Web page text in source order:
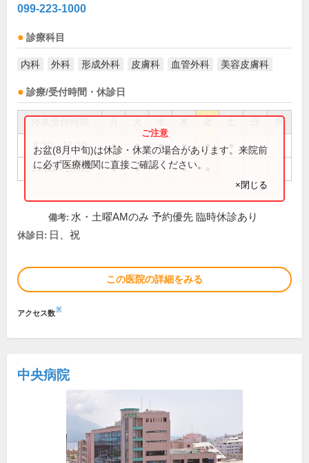
099-223-1000
診療科目
内科 外科 形成外科 皮膚科 血管外科 美容皮膚科
診療/受付時間・休診日
祝
8:30～12:30 ● ● ● ● ●
14:00～18:00 ● ● ●
お盆(8月中旬)は休診・休業の場合があります。来院前
に必ず医療機関に直接ご確認ください。
×閉じる
備考: 水・土曜AMのみ 予約優先 臨時休診あり
休診日: 日、祝
この医院の詳細をみる
アクセス数※
中央病院